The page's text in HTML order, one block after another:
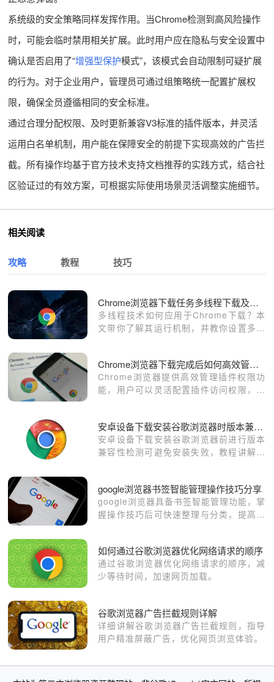
系统级的安全策略同样发挥作用。当Chrome检测到高风险操作
时，可能会临时禁用相关扩展。此时用户应在隐私与安全设置中
确认是否启用了“增强型保护模式”，该模式会自动限制可疑扩展
的行为。对于企业用户，管理员可通过组策略统一配置扩展权
限，确保全员遵循相同的安全标准。
通过合理分配权限、及时更新兼容V3标准的插件版本，并灵活
运用白名单机制，用户能在保障安全的前提下实现高效的广告拦
截。所有操作均基于官方技术支持文档推荐的实践方式，结合社
区验证过的有效方案，可根据实际使用场景灵活调整实施细节。
相关阅读
攻略 教程 技巧
Chrome浏览器下载任务多线程下载及效率提升
多线程技术如何应用于Chrome下载？本
文带你了解其运行机制，并教你设置多线
Chrome浏览器下载完成后如何高效管理插件权限
Chrome浏览器提供高效管理插件权限功
能，用户可以灵活配置插件访问权限，保
安卓设备下载安装谷歌浏览器时版本兼容性检测
安卓设备下载安装谷歌浏览器前进行版本
兼容性检测可避免安装失败，教程讲解检
google浏览器书签智能管理操作技巧分享
google浏览器具备书签智能管理功能，掌
握操作技巧后可快速整理与分类，提高收
如何通过谷歌浏览器优化网络请求的顺序
通过谷歌浏览器优化网络请求的顺序，减
少等待时间，加速网页加载。
谷歌浏览器广告拦截规则详解
详细讲解谷歌浏览器广告拦截规则，指导
用户精准屏蔽广告，优化网页浏览体验。